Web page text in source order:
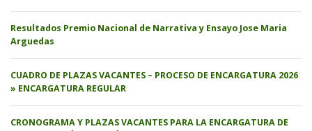
Resultados Premio Nacional de Narrativa y Ensayo Jose Maria
Arguedas
CUADRO DE PLAZAS VACANTES – PROCESO DE ENCARGATURA 2026
» ENCARGATURA REGULAR
CRONOGRAMA Y PLAZAS VACANTES PARA LA ENCARGATURA DE